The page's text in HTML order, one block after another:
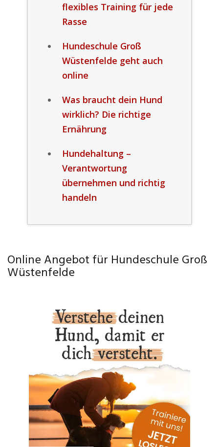
flexibles Training für jede
Rasse
Hundeschule Groß
Wüstenfelde geht auch
online
Was braucht dein Hund
wirklich? Die richtige
Ernährung
Hundehaltung –
Verantwortung
übernehmen und richtig
handeln
Online Angebot für Hundeschule Groß
Wüstenfelde